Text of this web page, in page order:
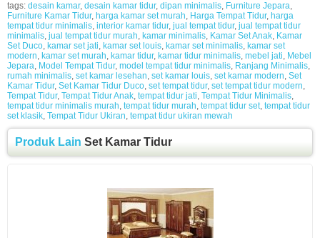
tags: desain kamar, desain kamar tidur, dipan minimalis, Furniture Jepara,
Furniture Kamar Tidur, harga kamar set murah, Harga Tempat Tidur, harga
tempat tidur minimalis, interior kamar tidur, jual tempat tidur, jual tempat tidur
minimalis, jual tempat tidur murah, kamar minimalis, Kamar Set Anak, Kamar
Set Duco, kamar set jati, kamar set louis, kamar set minimalis, kamar set
modern, kamar set murah, kamar tidur, kamar tidur minimalis, mebel jati, Mebel
Jepara, Model Tempat Tidur, model tempat tidur minimalis, Ranjang Minimalis,
rumah minimalis, set kamar lesehan, set kamar louis, set kamar modern, Set
Kamar Tidur, Set Kamar Tidur Duco, set tempat tidur, set tempat tidur modern,
Tempat Tidur, Tempat Tidur Anak, tempat tidur jati, Tempat Tidur Minimalis,
tempat tidur minimalis murah, tempat tidur murah, tempat tidur set, tempat tidur
set klasik, Tempat Tidur Ukiran, tempat tidur ukiran mewah
Produk Lain Set Kamar Tidur